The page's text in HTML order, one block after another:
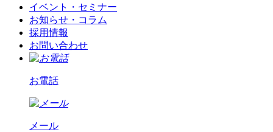
イベント・セミナー
お知らせ・コラム
採用情報
お問い合わせ
お電話
メール